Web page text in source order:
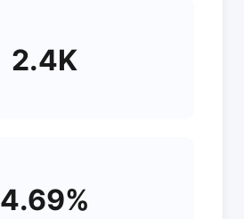
2.4K
4.69%